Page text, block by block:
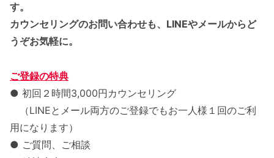
す。
カウンセリングのお問い合わせも、LINEやメールからど
うぞお気軽に。
ご登録の特典
● 初回２時間3,000円カウンセリング
（LINEとメール両方のご登録でもお一人様１回のご利
用になります）
● ご質問、ご相談